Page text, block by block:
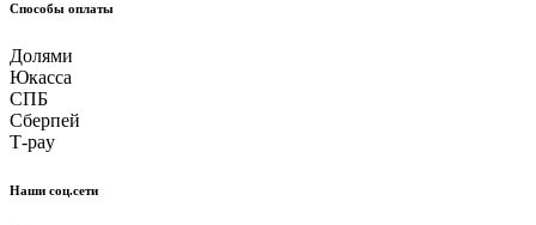
Способы оплаты
Долями
Юкасса
СПБ
Сберпей
Т-pay
Наши соц.сети